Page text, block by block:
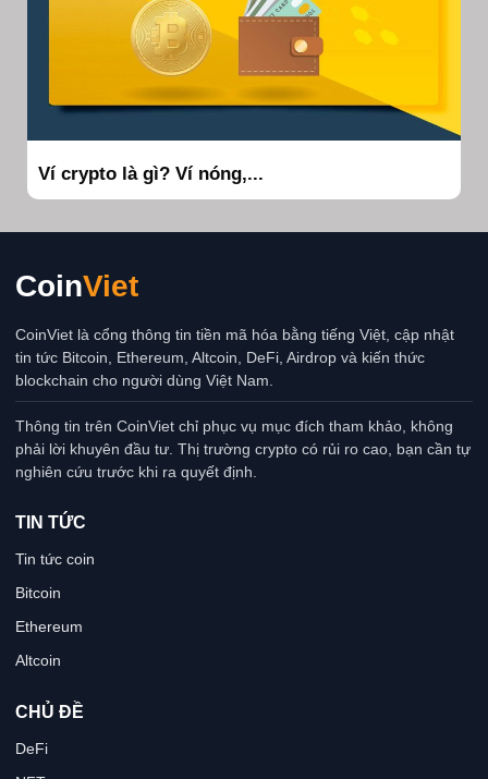
Ví crypto là gì? Ví nóng,...
CoinViet
CoinViet là cổng thông tin tiền mã hóa bằng tiếng Việt, cập nhật
tin tức Bitcoin, Ethereum, Altcoin, DeFi, Airdrop và kiến thức
blockchain cho người dùng Việt Nam.
Thông tin trên CoinViet chỉ phục vụ mục đích tham khảo, không
phải lời khuyên đầu tư. Thị trường crypto có rủi ro cao, bạn cần tự
nghiên cứu trước khi ra quyết định.
TIN TỨC
Tin tức coin
Bitcoin
Ethereum
Altcoin
CHỦ ĐỀ
DeFi